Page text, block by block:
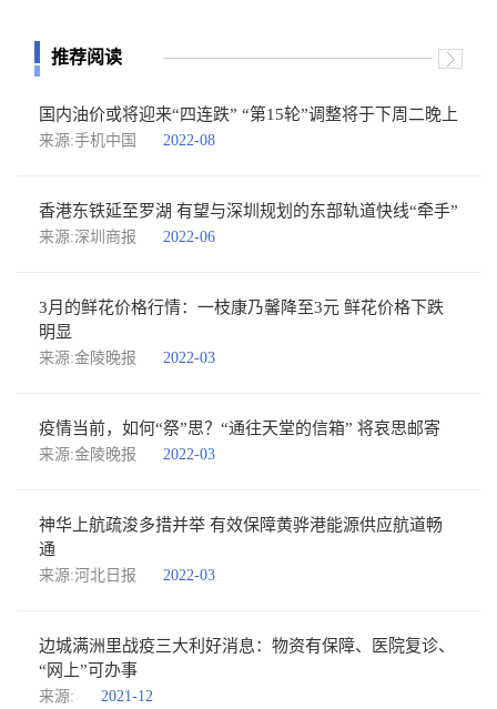
推荐阅读
国内油价或将迎来“四连跌” “第15轮”调整将于下周二晚上
来源:手机中国 2022-08
香港东铁延至罗湖 有望与深圳规划的东部轨道快线“牵手”
来源:深圳商报 2022-06
3月的鲜花价格行情：一枝康乃馨降至3元 鲜花价格下跌
明显
来源:金陵晚报 2022-03
疫情当前，如何“祭”思？“通往天堂的信箱” 将哀思邮寄
来源:金陵晚报 2022-03
神华上航疏浚多措并举 有效保障黄骅港能源供应航道畅
通
来源:河北日报 2022-03
边城满洲里战疫三大利好消息：物资有保障、医院复诊、
“网上”可办事
来源: 2021-12